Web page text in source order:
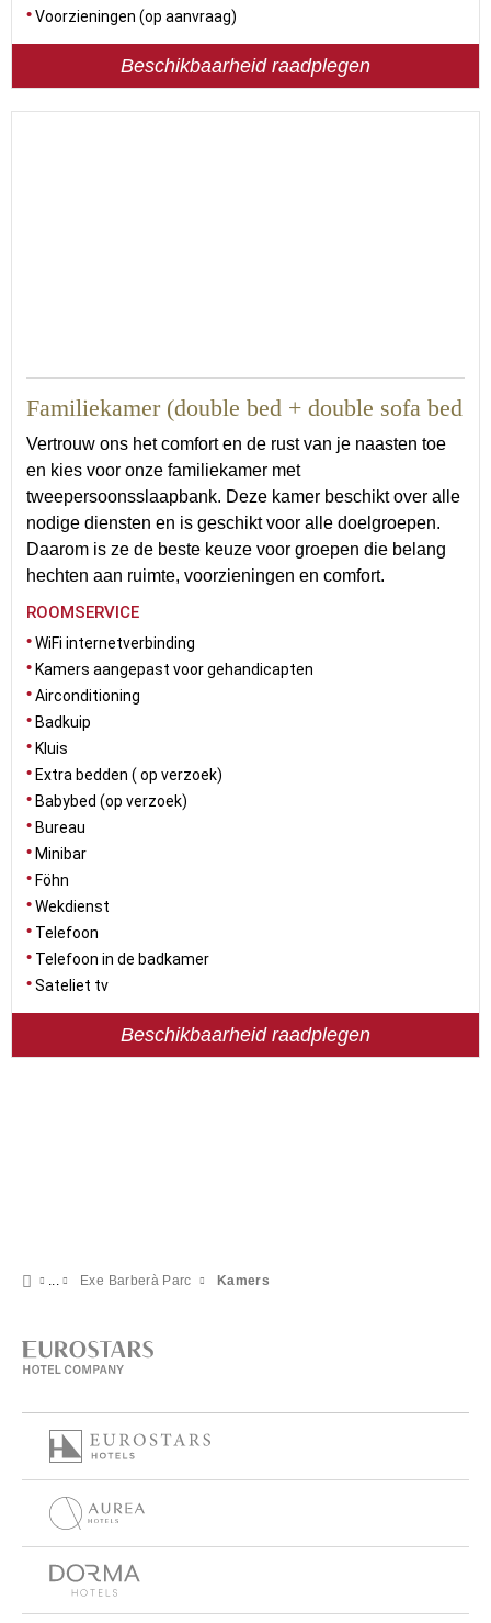
Voorzieningen (op aanvraag)
Beschikbaarheid raadplegen
Familiekamer (double bed + double sofa bed
Vertrouw ons het comfort en de rust van je naasten toe
en kies voor onze familiekamer met
tweepersoonsslaapbank. Deze kamer beschikt over alle
nodige diensten en is geschikt voor alle doelgroepen.
Daarom is ze de beste keuze voor groepen die belang
hechten aan ruimte, voorzieningen en comfort.
ROOMSERVICE
WiFi internetverbinding
Kamers aangepast voor gehandicapten
Airconditioning
Badkuip
Kluis
Extra bedden ( op verzoek)
Babybed (op verzoek)
Bureau
Minibar
Föhn
Wekdienst
Telefoon
Telefoon in de badkamer
Sateliet tv
Beschikbaarheid raadplegen
Exe Barberà Parc Kamers